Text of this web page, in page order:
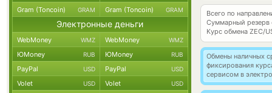
Всего по
Суммарный резерв
Курс обмена ZEC/
Обмены наличных
фиксирования
сервисом в
Gram (Toncoin) GRAM Gram (Toncoin) GRAM
Электронные деньги
WebMoney WMZ WebMoney WMZ
ЮMoney RUB ЮMoney RUB
PayPal USD PayPal USD
Volet USD Volet USD